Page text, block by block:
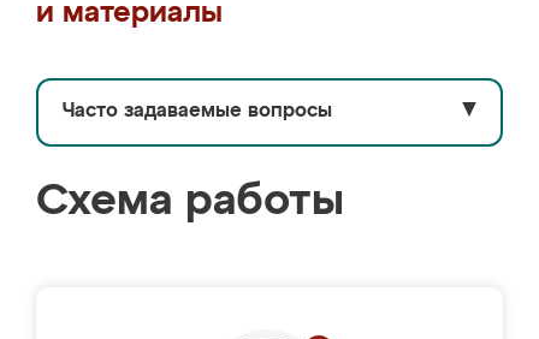
и материалы
Часто задаваемые вопросы ▼
Схема работы